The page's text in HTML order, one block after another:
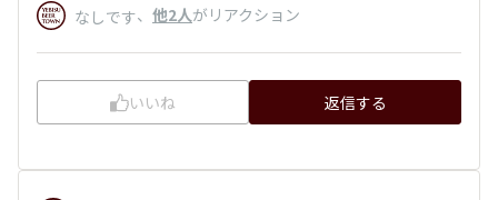
なしです、 他2人がリアクション
いいね 返信する